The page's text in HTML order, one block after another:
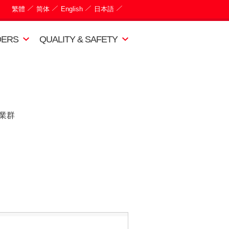
繁體 简体 English 日本語
QUALITY & SAFETY
群